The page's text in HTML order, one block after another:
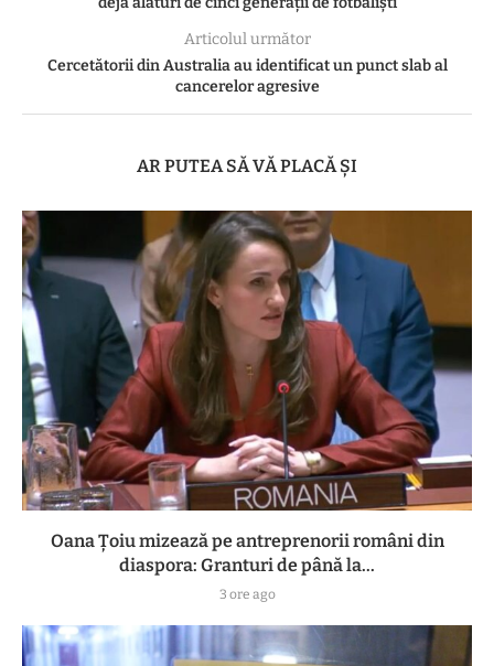
Articolul următor
Cercetătorii din Australia au identificat un punct slab al
cancerelor agresive
AR PUTEA SĂ VĂ PLACĂ ȘI
Oana Țoiu mizează pe antreprenorii români din
diaspora: Granturi de până la...
3 ore ago